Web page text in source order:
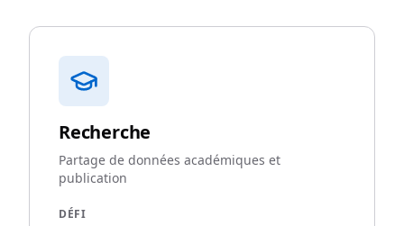
Recherche
Partage de données académiques et
publication
DÉFI